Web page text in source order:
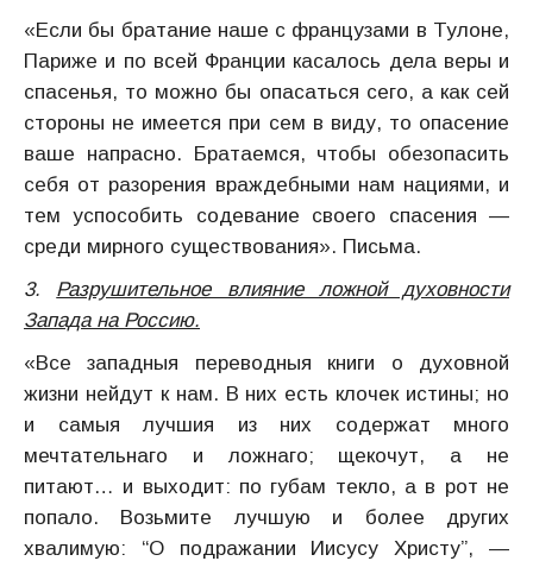
«Если бы братание наше с французами в Тулоне,
Париже и по всей Франции касалось дела веры и
спасенья, то можно бы опасаться сего, а как сей
стороны не имеется при сем в виду, то опасение
ваше напрасно. Братаемся, чтобы обезопасить
себя от разорения враждебными нам нациями, и
тем успособить содевание своего спасения —
среди мирного существования». Письма.
3. Разрушительное влияние ложной духовности
Запада на Россию.
«Все западныя переводныя книги о духовной
жизни нейдут к нам. В них есть клочек истины; но
и самыя лучшия из них содержат много
мечтательнаго и ложнаго; щекочут, а не
питают… и выходит: по губам текло, а в рот не
попало. Возьмите лучшую и более других
хвалимую: “О подражании Иисусу Христу”, —